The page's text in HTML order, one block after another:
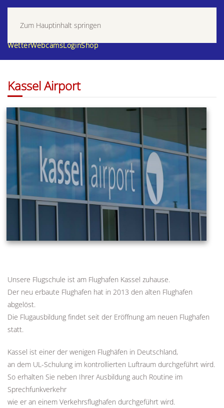
Zum Hauptinhalt springen
WetterWebcamsLoginShop
Kassel Airport
Unsere Flugschule ist am Flughafen Kassel zuhause.
Der neu erbaute Flughafen hat in 2013 den alten Flughafen
abgelöst.
Die Flugausbildung findet seit der Eröffnung am neuen Flughafen
statt.
Kassel ist einer der wenigen Flughäfen in Deutschland,
an dem UL-Schulung im kontrollierten Luftraum durchgeführt wird.
So erhalten Sie neben Ihrer Ausbildung auch Routine im
Sprechfunkverkehr
wie er an einem Verkehrsflughafen durchgeführt wird.